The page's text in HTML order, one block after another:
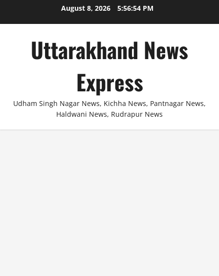
August 8, 2026 5:56:55 PM
Uttarakhand News
Express
Udham Singh Nagar News, Kichha News, Pantnagar News,
Haldwani News, Rudrapur News